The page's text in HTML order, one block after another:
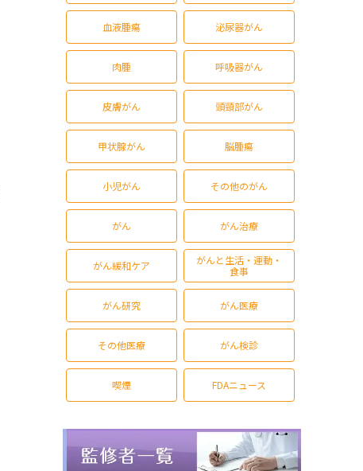
血液腫瘍 泌尿器がん
肉腫 呼吸器がん
皮膚がん 頭頸部がん
甲状腺がん 脳腫瘍
小児がん その他のがん
がん がん治療
がん緩和ケア
がんと生活・運動・
食事
がん研究 がん医療
その他医療 がん検診
喫煙 FDAニュース